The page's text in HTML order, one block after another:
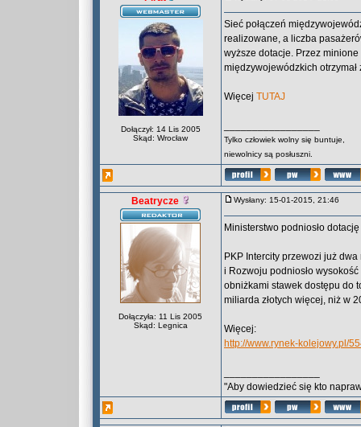
Dołączył: 14 Lis 2005
Skąd: Wrocław
Sieć połączeń
realizowane, a liczba
wyższe dotacje. Przez
międzywojewódzkich
Więcej TUTAJ
Tylko człowiek wolny się buntuje,
niewolnicy są posłuszni.
Beatrycze
Dołączyła: 11 Lis 2005
Skąd: Legnica
Wysłany: 15-01-2015, 21:46
Ministerstwo podniosło
PKP Intercity przewozi już
i Rozwoju podniosło
obniżkami stawek dostępu do
miliarda złotych więcej, niż w
Więcej:
http://www.rynek-kolejowy.pl/
"Aby dowiedzieć się kto